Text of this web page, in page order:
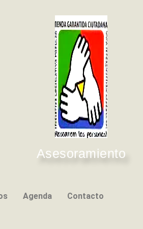
Asesoramiento
Agenda Contacto